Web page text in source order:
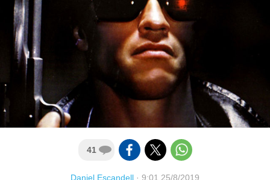
41
Daniel Escandell · 9:01 25/8/2019